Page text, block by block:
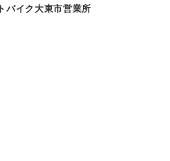
イク大東市営業所